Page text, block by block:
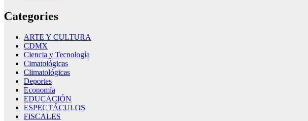
Categories
ARTE Y CULTURA
CDMX
Ciencia y Tecnología
Cimatológicas
Climatológicas
Deportes
Economía
EDUCACIÓN
ESPECTÁCULOS
FISCALES